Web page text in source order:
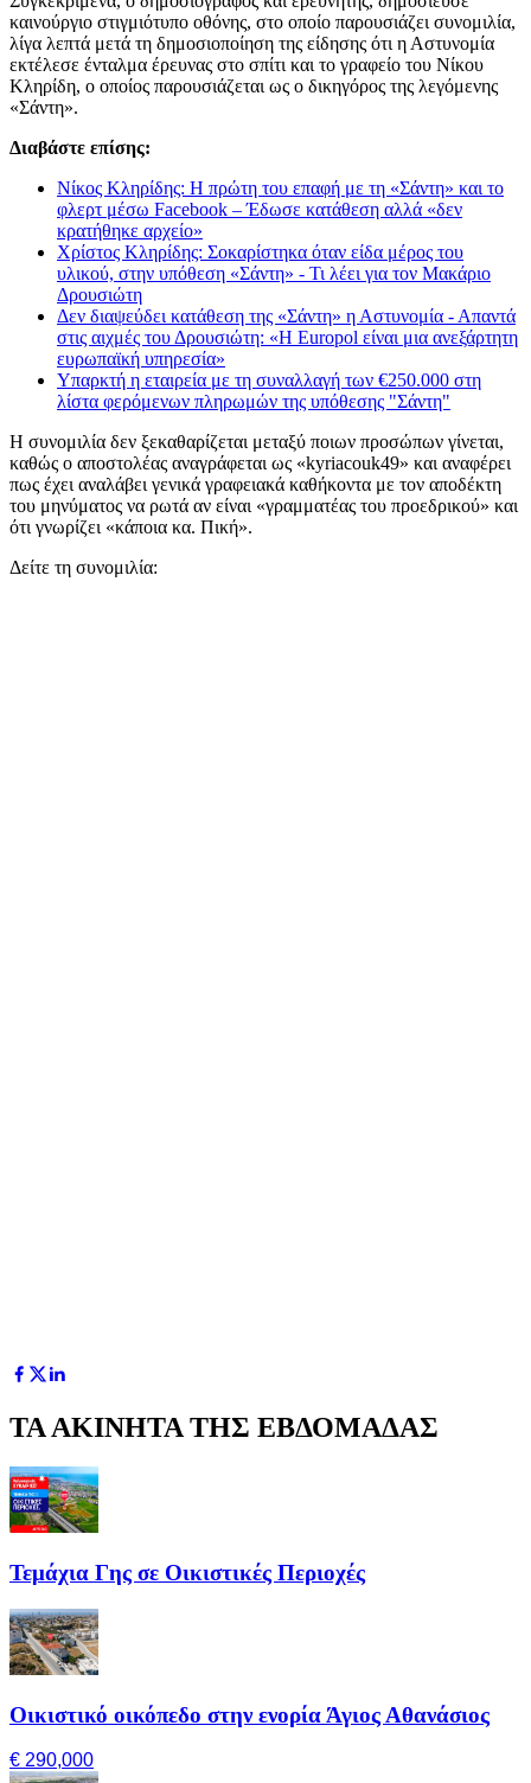
καινούργιο στιγμιότυπο οθόνης, στο οποίο παρουσιάζει συνομιλία,
λίγα λεπτά μετά τη δημοσιοποίηση της είδησης ότι η Αστυνομία
εκτέλεσε ένταλμα έρευνας στο σπίτι και το γραφείο του Νίκου
Κληρίδη, ο οποίος παρουσιάζεται ως ο δικηγόρος της λεγόμενης
«Σάντη».
Διαβάστε επίσης:
Νίκος Κληρίδης: Η πρώτη του επαφή με τη «Σάντη» και το
φλερτ μέσω Facebook – Έδωσε κατάθεση αλλά «δεν
κρατήθηκε αρχείο»
Χρίστος Κληρίδης: Σοκαρίστηκα όταν είδα μέρος του
υλικού, στην υπόθεση «Σάντη» - Τι λέει για τον Μακάριο
Δρουσιώτη
Δεν διαψεύδει κατάθεση της «Σάντη» η Αστυνομία - Απαντά
στις αιχμές του Δρουσιώτη: «Η Europol είναι μια ανεξάρτητη
ευρωπαϊκή υπηρεσία»
Υπαρκτή η εταιρεία με τη συναλλαγή των €250.000 στη
λίστα φερόμενων πληρωμών της υπόθεσης "Σάντη"
Η συνομιλία δεν ξεκαθαρίζεται μεταξύ ποιων προσώπων γίνεται,
καθώς ο αποστολέας αναγράφεται ως «kyriacouk49» και αναφέρει
πως έχει αναλάβει γενικά γραφειακά καθήκοντα με τον αποδέκτη
του μηνύματος να ρωτά αν είναι «γραμματέας του προεδρικού» και
ότι γνωρίζει «κάποια κα. Πική».
Δείτε τη συνομιλία:
ΤΑ ΑΚΙΝΗΤΑ ΤΗΣ ΕΒΔΟΜΑΔΑΣ
Τεμάχια Γης σε Οικιστικές Περιοχές
Οικιστικό οικόπεδο στην ενορία Άγιος Αθανάσιος
€ 290,000